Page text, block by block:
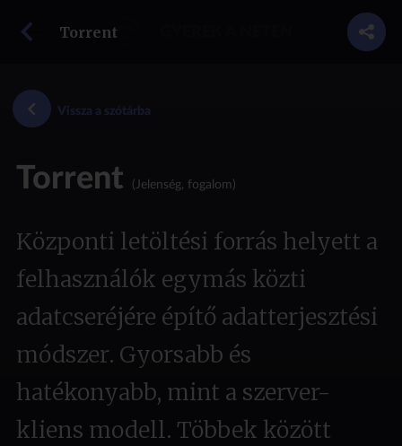
Torrent
Vissza a szótárba
Torrent (Jelenség, fogalom)
Központi letöltési forrás helyett a
felhasználók egymás közti
adatcseréjére építő adatterjesztési
módszer. Gyorsabb és
hatékonyabb, mint a szerver-
kliens modell. Többek között